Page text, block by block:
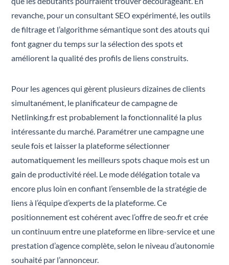
revanche, pour un consultant SEO expérimenté, les outils
de filtrage et l’algorithme sémantique sont des atouts qui
font gagner du temps sur la sélection des spots et
améliorent la qualité des profils de liens construits.
Pour les agences qui gèrent plusieurs dizaines de clients
simultanément, le planificateur de campagne de
Netlinking.fr est probablement la fonctionnalité la plus
intéressante du marché. Paramétrer une campagne une
seule fois et laisser la plateforme sélectionner
automatiquement les meilleurs spots chaque mois est un
gain de productivité réel. Le mode délégation totale va
encore plus loin en confiant l’ensemble de la stratégie de
liens à l’équipe d’experts de la plateforme. Ce
positionnement est cohérent avec l’offre de seo.fr et crée
un continuum entre une plateforme en libre-service et une
prestation d’agence complète, selon le niveau d’autonomie
souhaité par l’annonceur.